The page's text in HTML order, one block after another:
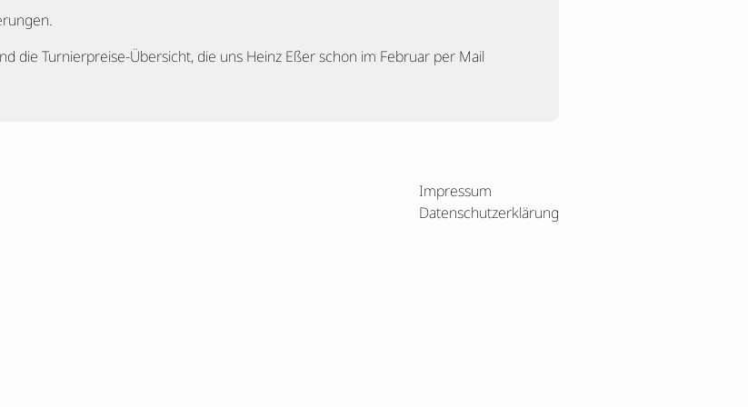
die Turnierpreise-Übersicht, die uns Heinz Eßer schon im Februar per Mail
Impressum
Datenschutzerklärung